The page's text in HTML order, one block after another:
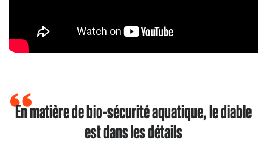
En matière de bio-sécurité aquatique, le diable
est dans les détails